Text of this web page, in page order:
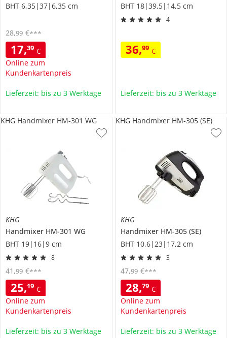
BHT 6,35|37|6,35 cm
17,39 €
Online zum
Kundenkartenpreis
28,99 €***
Lieferzeit: bis zu 3 Werktage
BHT 18|39,5|14,5 cm
4
36,99 €
Lieferzeit: bis zu 3 Werktage
KHG
Handmixer HM-301 WG
BHT 19|16|9 cm
8
25,19 €
Online zum
Kundenkartenpreis
41 ,99 €***
KHG Handmixer HM-301 WG
Lieferzeit: bis zu 3 Werktage
KHG
Handmixer HM-305 (SE)
BHT 10,6|23|17,2 cm
3
28,79 €
Online zum
Kundenkartenpreis
47,99 €***
KHG Handmixer HM-305 (SE)
Lieferzeit: bis zu 3 Werktage